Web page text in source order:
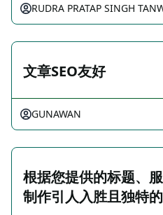
RUDRA PRATAP SINGH
文章SEO友好
GUNAWAN
根据您提供的标题、
制作引人入胜且独特